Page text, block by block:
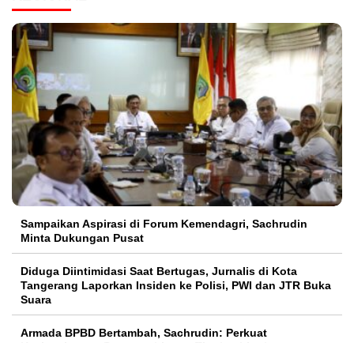
Sampaikan Aspirasi di Forum Kemendagri, Sachrudin
Minta Dukungan Pusat
Diduga Diintimidasi Saat Bertugas, Jurnalis di Kota
Tangerang Laporkan Insiden ke Polisi, PWI dan JTR Buka
Suara
Armada BPBD Bertambah, Sachrudin: Perkuat